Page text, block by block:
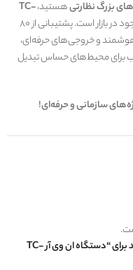
بزرگ نظارتیهستید،TC-
یکی از قوی‌ترین انتخاب‌های موجود در بازار است. پشتیبانی از 80
هوشمند و خروجی‌های حرفه‌ای،
برای محیط‌های حساس تبدیل
اولین نفری باشید که دیدگاهی را ارسال می کنید برای “دستگاه ان وی آر TC-